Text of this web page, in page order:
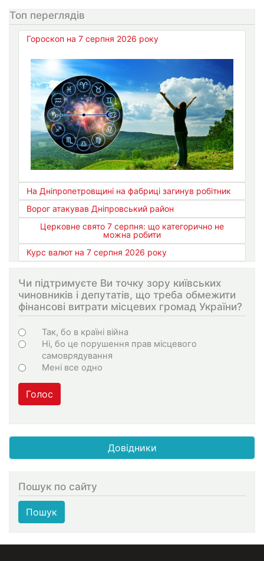
Топ переглядів
Гороскоп на 7 серпня 2026 року
На Дніпропетровщині на фабриці загинув робітник
Ворог атакував Дніпровський район
Церковне свято 7 серпня: що категорично не
можна робити
Курс валют на 7 серпня 2026 року
Чи підтримуєте Ви точку зору київських
чиновників і депутатів, що треба обмежити
фінансові витрати місцевих громад України?
Варіанти
Так, бо в країні війна
Ні, бо це порушення прав місцевого
самоврядування
Мені все одно
Голос
Довідники
Пошук по сайту
Пошук